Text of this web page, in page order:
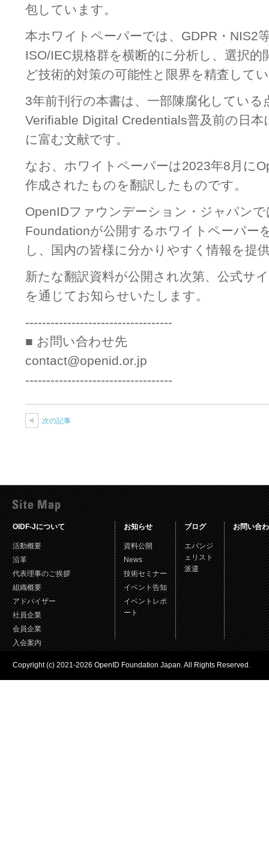
包しています。
本ホワイトペーパーでは、GDPR・NIS2
ISO/IEC規格群を横断的に分析し、選択
ど技術的対策の可能性と限界を精査して
3年前刊行の本書は、一部陳腐化してい
Verifiable Digital Credentials普及前の日
に富む文献です。
なお、ホワイトペーパーは2023年8月に
作成されたものを翻訳したものです。
OpenIDファウンデーション・ジャパン
Foundationが公開するホワイトペーパー
し、国内の皆様に分かりやすく情報を提
新たな翻訳資料が公開され次第、公式サ
を通じてお知らせいたします。
-----------------------------------
■ お問い合わせ先
contact@openid.or.jp
-----------------------------------
次の記事
OIDF-Jについて
活動概要
沿革
代表理事のご挨拶
組織概要
アドバイザー
社員企業
会員企業
入会案内
お知らせ
資料公開
News
技術セミナー
イベント告知
イベントレポ
ート
ブログ
エバンジ
ェリスト
派遣
お問い合
Copyright (c) 2021-2026 OpenID Foundation Japan. All Rights Reserved.